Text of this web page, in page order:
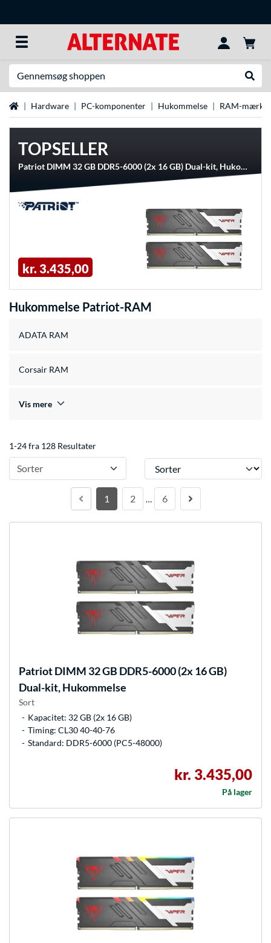
StartsideHardware PC-komponenter Hukommelse RAM-mærker
TOPSELLER
Patriot DIMM 32 GB DDR5-6000 (2x 16 GB) Dual-kit, Hukommelse
kr. 3.435,00
Hukommelse Patriot-RAM
ADATA RAM
Corsair RAM
Vis mere
1-24 fra 128 Resultater
Sorter Sorter
1 2 … 6
PatriotDIMM 32 GB DDR5-6000 (2x 16 GB)
Dual-kit, Hukommelse
Sort
Kapacitet: 32 GB (2x 16 GB)
Timing: CL30 40-40-76
Standard: DDR5-6000 (PC5-48000)
kr. 3.435,00
På lager